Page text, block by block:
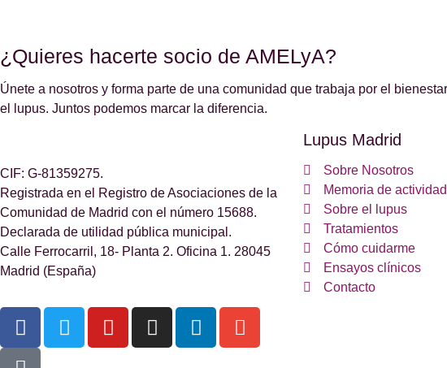
¿Quieres hacerte socio de AMELyA?
Únete a nosotros y forma parte de una comunidad que trabaja por el
el lupus. Juntos podemos marcar la diferencia.
CIF: G-81359275.
Registrada en el Registro de Asociaciones de la
Comunidad de Madrid con el número 15688.
Declarada de utilidad pública municipal.
Calle Ferrocarril, 18- Planta 2. Oficina 1. 28045
Madrid (España)
Lupus Madrid
Sobre Nosotros
Memoria de
Sobre el lupus
Tratamientos
Cómo cuidarme
Ensayos clínicos
Contacto